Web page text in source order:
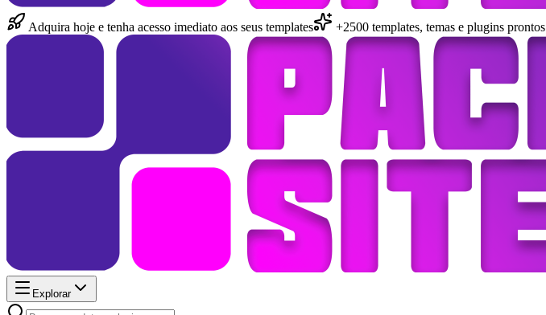
Adquira hoje e tenha acesso imediato aos seus templates +2500 templates, temas e plugins prontos
Explorar